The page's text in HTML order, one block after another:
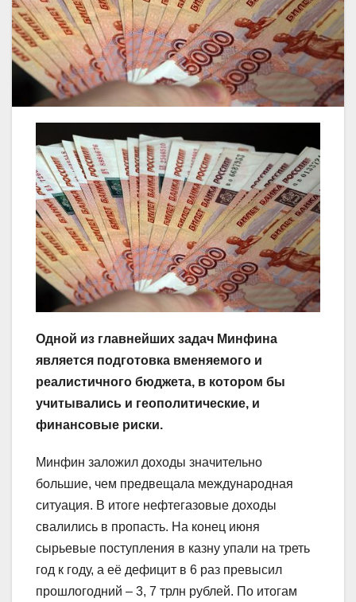
Одной из главнейших задач Минфина
является подготовка вменяемого и
реалистичного бюджета, в котором бы
учитывались и геополитические, и
финансовые риски.
Минфин заложил доходы значительно
большие, чем предвещала международная
ситуация. В итоге нефтегазовые доходы
свалились в пропасть. На конец июня
сырьевые поступления в казну упали на треть
год к году, а её дефицит в 6 раз превысил
прошлогодний – 3, 7 трлн рублей. По итогам